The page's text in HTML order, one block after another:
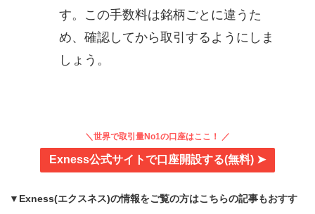
す。この手数料は銘柄ごとに違うた
め、確認してから取引するようにしま
しょう。
＼世界で取引量No1の口座はここ！ ／
Exness公式サイトで口座開設する(無料) ➤
▼Exness(エクスネス)の情報をご覧の方はこちらの記事もおすす